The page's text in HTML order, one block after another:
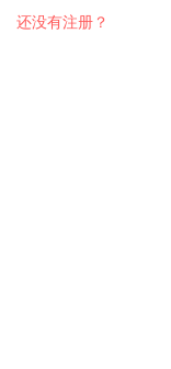
还没有注册？